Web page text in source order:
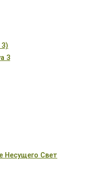
3
Несущего Свет